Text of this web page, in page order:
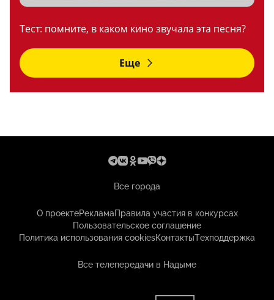
Тест: помните, в каком кино звучала эта песня?
Еще
Все города
О проектеРекламаПравила участия в конкурсах
Пользовательское соглашение
Политика использования cookiesКонтактыТехподдержка
Все телепередачи в Надыме